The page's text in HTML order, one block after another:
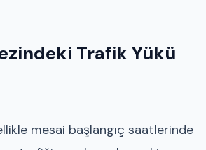
Trafik Yükü
mesai başlangıç saatlerinde